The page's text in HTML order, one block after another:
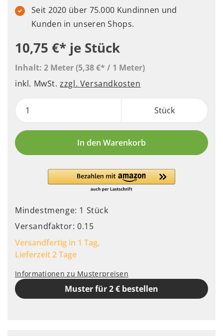
Seit 2020 über 75.000 Kundinnen und
Kunden in unseren Shops.
10,75 €* je Stück
Inhalt: 2 Meter(5,38 €* / 1 Meter)
inkl. MwSt.zzgl. Versandkosten
Stück
In den Warenkorb
Mindestmenge: 1 Stück
Versandfaktor: 0.15
Versandfertig in 1 Tag,
Lieferzeit 2 Tage
Informationen zu Musterpreisen
Muster für 2 € bestellen